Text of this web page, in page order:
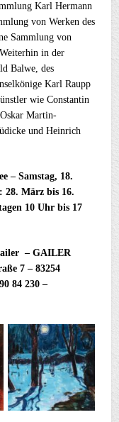
Karl Hermann
von Werken des
Sammlung von
in der
Balwe, des
Karl Raupp
wie Constantin
Martin-
und Heinrich
– Samstag, 18.
28. März bis 16.
10 Uhr bis 17
– GAILER
7 – 83254
84 230 –